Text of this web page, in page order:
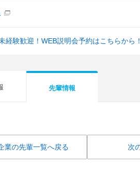
経験歓迎！WEB説明会予約はこちらから
先輩情報
業の先輩一覧へ戻る 次